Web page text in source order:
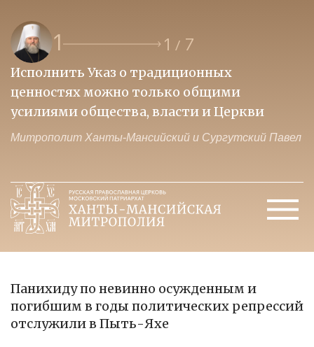
1 1 / 7
Исполнить Указ о традиционных
ценностях можно только общими
усилиями общества, власти и Церкви
Митрополит Ханты-Мансийский и Сургутский Павел
Панихиду по невинно осужденным и
погибшим в годы политических репрессий
отслужили в Пыть-Яхе